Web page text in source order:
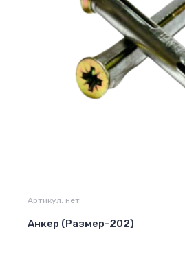
Артикул: нет
Анкер (Размер-202)